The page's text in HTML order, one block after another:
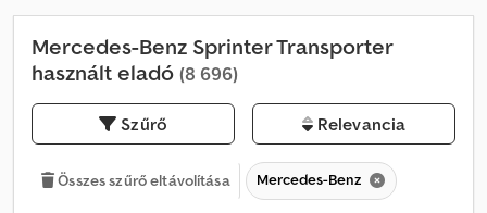
Mercedes-Benz Sprinter Transporter
használt eladó (8 696)
Szűrő Relevancia
Összes szűrő eltávolítása Mercedes-Benz